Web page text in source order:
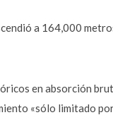
a 164,000
en absorción
«sólo limitado